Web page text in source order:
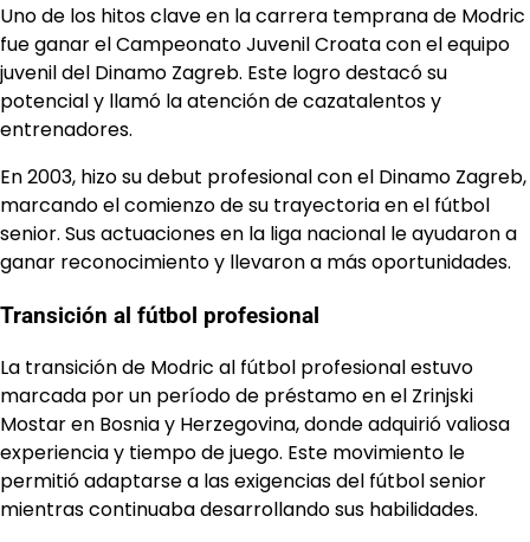
Uno de los hitos clave en la carrera temprana de Modric
fue ganar el Campeonato Juvenil Croata con el equipo
juvenil del Dinamo Zagreb. Este logro destacó su
potencial y llamó la atención de cazatalentos y
entrenadores.
En 2003, hizo su debut profesional con el Dinamo Zagreb,
marcando el comienzo de su trayectoria en el fútbol
senior. Sus actuaciones en la liga nacional le ayudaron a
ganar reconocimiento y llevaron a más oportunidades.
Transición al fútbol profesional
La transición de Modric al fútbol profesional estuvo
marcada por un período de préstamo en el Zrinjski
Mostar en Bosnia y Herzegovina, donde adquirió valiosa
experiencia y tiempo de juego. Este movimiento le
permitió adaptarse a las exigencias del fútbol senior
mientras continuaba desarrollando sus habilidades.